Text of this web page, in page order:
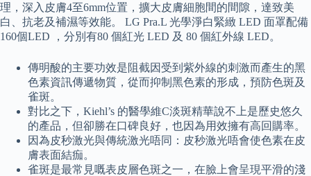
理，深入皮膚4至6mm位置，擴大皮膚細胞間的間隙，達致美
白、抗老及補濕等效能。 LG Pra.L 光學淨白緊緻 LED 面罩配備
160個LED ，分別有80 個紅光 LED 及 80 個紅外線 LED。
傳明酸的主要功效是阻截因受到紫外線的刺激而產生的黑
色素資訊傳遞物質，從而抑制黑色素的形成，預防色斑及
雀斑。
對比之下，Kiehl’s 的醫學維C淡斑精華說不上是歷史悠久
的產品，但卻勝在口碑良好，也因為用效擁有高回購率。
因為皮秒激光與傳統激光唔同：皮秒激光唔會使色素在皮
膚表面結痂。
雀斑是最常見嘅表皮層色斑之一，在臉上會呈現平滑的淺